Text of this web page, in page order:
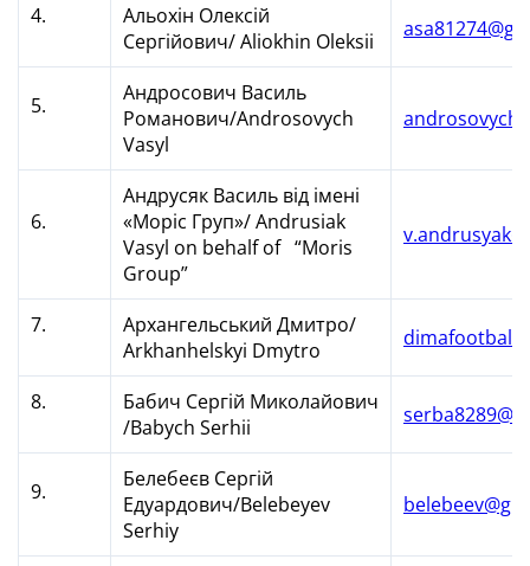
4.
Альохін Олексій
Сергійович/ Aliokhin Oleksii
5.
Андросович Василь
Романович/Androsovych
Vasyl
6.
Андрусяк Василь від імені
«Моріс Груп»/ Andrusiak
Vasyl on behalf of “Moris
Group”
7.
Архангельський Дмитро/
Arkhanhelskyi Dmytro
8.
Бабич Сергій Миколайович
/Babych Serhii
9.
Белебеєв Сергій
Едуардович/Belebeyev
Serhiy